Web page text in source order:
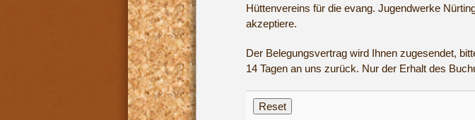
Hüttenvereins für die evang. Jugendwerke
akzeptiere.
Der Belegungsvertrag wird Ihnen zugesendet,
14 Tagen an uns zurück. Nur der Erhalt des